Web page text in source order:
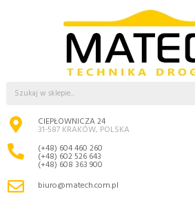
CIEPŁOWNICZA 24
31-587 KRAKÓW, POLSKA
(+48) 604 460 260
(+48) 602 526 643
(+48) 608 363 900
biuro@matech.com.pl